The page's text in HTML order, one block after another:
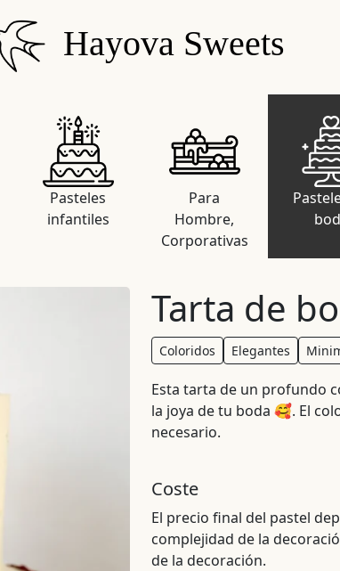
Hayova Sweets
Pasteles
infantiles
Para
Hombre,
Corporativas
Tarta de
Coloridos Elegantes
Esta tarta de un profundo
la joya de tu boda 🥰. El
necesario.
Coste
El precio final del pastel
complejidad de la
de la decoración.